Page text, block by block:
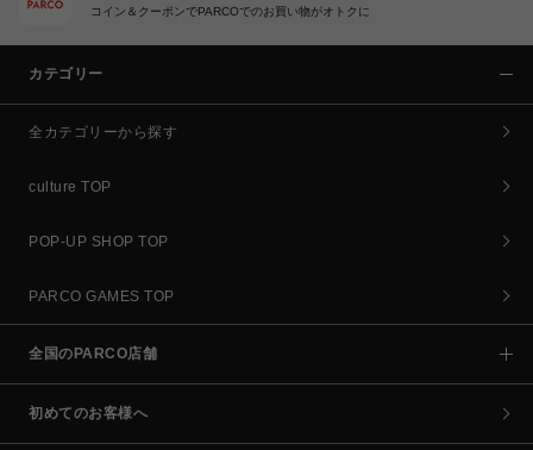
コイン＆クーポンでPARCOでのお買い物がオトクに
カテゴリー
全カテゴリーから探す
culture TOP
POP-UP SHOP TOP
PARCO GAMES TOP
全国のPARCO店舗
初めてのお客様へ